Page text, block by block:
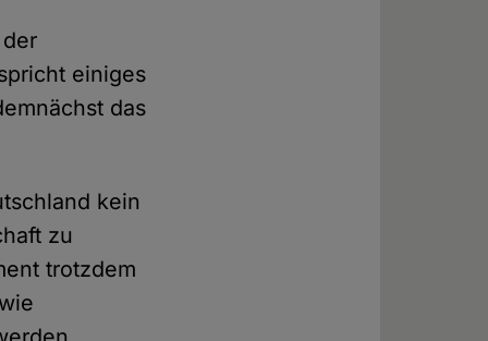
einiges
das
kein
zu
trotzdem